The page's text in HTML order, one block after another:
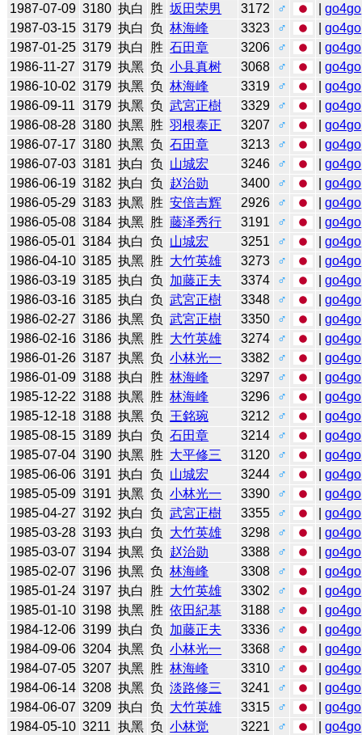
1987-07-09 3180 执白 胜 坂田荣男 3172 ♂ |go4go
1987-03-15 3179 执白 负 林海峰 3323 ♂ |go4go
1987-01-25 3179 执白 胜 石田章 3206 ♂ |go4go
1986-11-27 3179 执黑 负 小县真树 3068 ♂ |go4go
1986-10-02 3179 执黑 负 林海峰 3319 ♂ |go4go
1986-09-11 3179 执黑 负 武宮正樹 3329 ♂ |go4go
1986-08-28 3180 执黑 胜 羽根泰正 3207 ♂ |go4go
1986-07-17 3180 执黑 负 石田章 3213 ♂ |go4go
1986-07-03 3181 执白 负 山城宏 3246 ♂ |go4go
1986-06-19 3182 执白 负 赵治勋 3400 ♂ |go4go
1986-05-29 3183 执黑 胜 安倍吉辉 2926 ♂ |go4go
1986-05-08 3184 执黑 胜 藤泽秀行 3191 ♂ |go4go
1986-05-01 3184 执白 负 山城宏 3251 ♂ |go4go
1986-04-10 3185 执黑 胜 大竹英雄 3273 ♂ |go4go
1986-03-19 3185 执白 负 加藤正夫 3374 ♂ |go4go
1986-03-16 3185 执白 负 武宮正樹 3348 ♂ |go4go
1986-02-27 3186 执黑 负 武宮正樹 3350 ♂ |go4go
1986-02-16 3186 执黑 胜 大竹英雄 3274 ♂ |go4go
1986-01-26 3187 执黑 负 小林光一 3382 ♂ |go4go
1986-01-09 3188 执白 胜 林海峰 3297 ♂ |go4go
1985-12-22 3188 执黑 胜 林海峰 3296 ♂ |go4go
1985-12-18 3188 执黑 负 王銘琬 3212 ♂ |go4go
1985-08-15 3189 执白 负 石田章 3214 ♂ |go4go
1985-07-04 3190 执黑 胜 大平修三 3120 ♂ |go4go
1985-06-06 3191 执白 负 山城宏 3244 ♂ |go4go
1985-05-09 3191 执黑 负 小林光一 3390 ♂ |go4go
1985-04-27 3192 执白 负 武宮正樹 3355 ♂ |go4go
1985-03-28 3193 执白 负 大竹英雄 3298 ♂ |go4go
1985-03-07 3194 执黑 负 赵治勋 3388 ♂ |go4go
1985-02-07 3196 执黑 负 林海峰 3308 ♂ |go4go
1985-01-24 3197 执白 胜 大竹英雄 3302 ♂ |go4go
1985-01-10 3198 执黑 胜 依田紀基 3188 ♂ |go4go
1984-12-06 3199 执白 负 加藤正夫 3336 ♂ |go4go
1984-09-06 3204 执黑 负 小林光一 3368 ♂ |go4go
1984-07-05 3207 执黑 胜 林海峰 3310 ♂ |go4go
1984-06-14 3208 执黑 负 淡路修三 3241 ♂ |go4go
1984-06-07 3209 执白 负 大竹英雄 3315 ♂ |go4go
1984-05-10 3211 执黑 负 小林觉 3221 ♂ |go4go